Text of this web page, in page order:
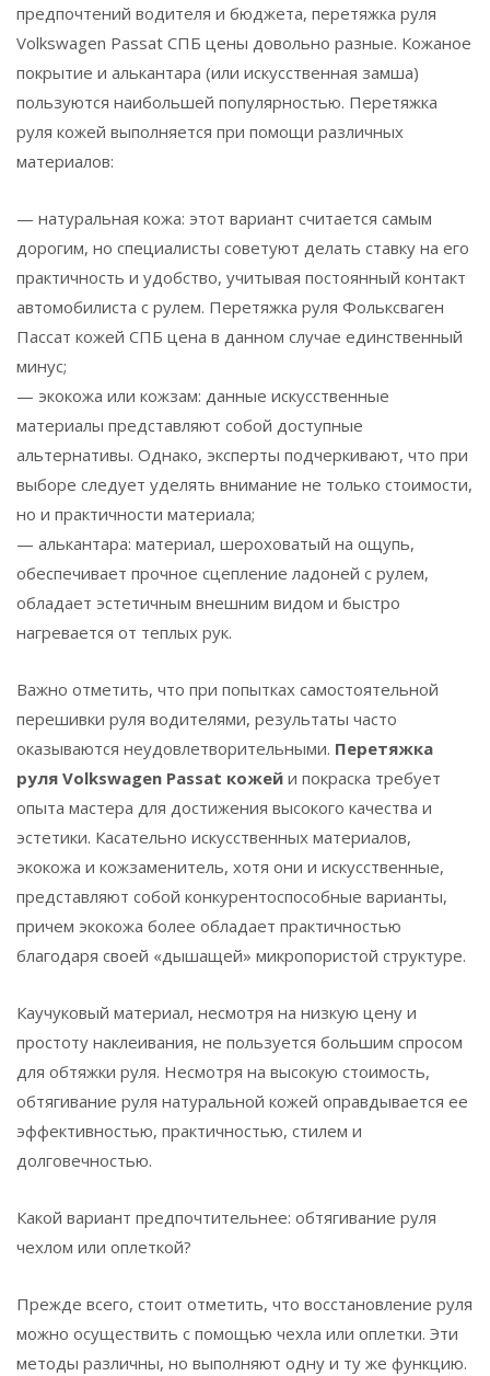
предпочтений водителя и бюджета, перетяжка руля
Volkswagen Passat СПБ цены довольно разные. Кожаное
покрытие и алькантара (или искусственная замша)
пользуются наибольшей популярностью. Перетяжка
руля кожей выполняется при помощи различных
материалов:
— натуральная кожа: этот вариант считается самым
дорогим, но специалисты советуют делать ставку на его
практичность и удобство, учитывая постоянный контакт
автомобилиста с рулем. Перетяжка руля Фольксваген
Пассат кожей СПБ цена в данном случае единственный
минус;
— экокожа или кожзам: данные искусственные
материалы представляют собой доступные
альтернативы. Однако, эксперты подчеркивают, что при
выборе следует уделять внимание не только стоимости,
но и практичности материала;
— алькантара: материал, шероховатый на ощупь,
обеспечивает прочное сцепление ладоней с рулем,
обладает эстетичным внешним видом и быстро
нагревается от теплых рук.
Важно отметить, что при попытках самостоятельной
перешивки руля водителями, результаты часто
оказываются неудовлетворительными. Перетяжка
руля Volkswagen Passat кожей и покраска требует
опыта мастера для достижения высокого качества и
эстетики. Касательно искусственных материалов,
экокожа и кожзаменитель, хотя они и искусственные,
представляют собой конкурентоспособные варианты,
причем экокожа более обладает практичностью
благодаря своей «дышащей» микропористой структуре.
Каучуковый материал, несмотря на низкую цену и
простоту наклеивания, не пользуется большим спросом
для обтяжки руля. Несмотря на высокую стоимость,
обтягивание руля натуральной кожей оправдывается ее
эффективностью, практичностью, стилем и
долговечностью.
Какой вариант предпочтительнее: обтягивание руля
чехлом или оплеткой?
Прежде всего, стоит отметить, что восстановление руля
можно осуществить с помощью чехла или оплетки. Эти
методы различны, но выполняют одну и ту же функцию.